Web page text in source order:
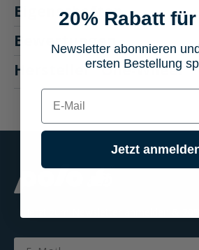
Eigenschaften
Bewertungen
Hersteller "One-Wheel"
Email
20% Rabatt
Newsletter abonnieren
ersten Bestellung
E-mail
Jetzt